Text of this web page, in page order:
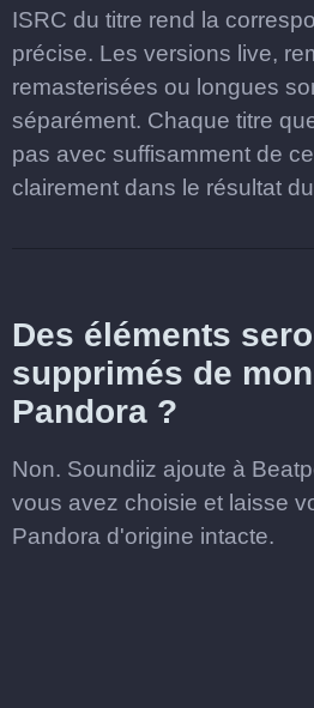
ISRC du titre rend la
précise. Les versions live,
remasterisées ou longues
séparément. Chaque titre
pas avec suffisamment de
clairement dans le résultat
Des éléments
supprimés de
Pandora ?
Non. Soundiiz ajoute à
vous avez choisie et laisse
Pandora d'origine intacte.